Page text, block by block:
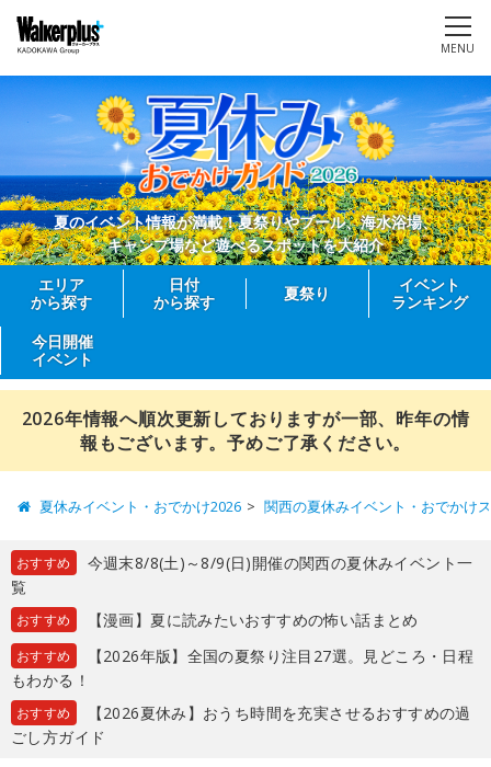
MENU
夏のイベント情報が満載！夏祭りやプール、海水浴場、
キャンプ場など遊べるスポットを大紹介
エリア
から探す
日付
から探す
夏祭り
イベント
ランキング
今日開催
イベント
2026年情報へ順次更新しておりますが一部、昨年の情
報もございます。予めご了承ください。
夏休みイベント・おでかけ2026 関西の夏休みイベント・おでかけ
おすすめ
今週末8/8(土)～8/9(日)開催の関西の夏休みイベント一
覧
おすすめ 【漫画】夏に読みたいおすすめの怖い話まとめ
おすすめ
【2026年版】全国の夏祭り注目27選。見どころ・日程
もわかる！
おすすめ
【2026夏休み】おうち時間を充実させるおすすめの過
ごし方ガイド